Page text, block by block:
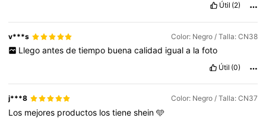
Útil (2)
v***s Color: Negro / Talla: CN38
Llego antes de tiempo buena calidad igual a la foto
Útil (0)
j***8 Color: Negro / Talla: CN37
Los mejores productos lostieneshein🩵